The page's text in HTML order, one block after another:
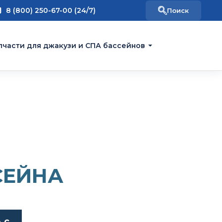
8 (800) 250-67-00 (24/7)
для джакузи и СПА бассейнов